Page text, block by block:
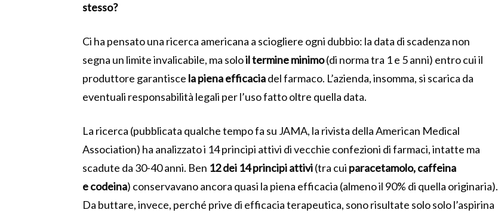
stesso?
Ci ha pensato una ricerca americana a sciogliere ogni dubbio: la data di scadenza non
segna un limite invalicabile, ma soloil termine minimo(di norma tra 1 e 5 anni) entro cui il
produttore garantisce la piena efficaciadel farmaco. L’azienda, insomma, si scarica da
eventuali responsabilità legali per l’uso fatto oltre quella data.
La ricerca (pubblicata qualche tempo fa su JAMA, la rivista della American Medical
Association) ha analizzato i 14 principi attivi di vecchie confezioni di farmaci, intatte ma
scadute da 30-40 anni. Ben 12 dei 14 principi attivi(tra cui paracetamolo, caffeina
e codeina) conservavano ancora quasi la piena efficacia (almeno il 90% di quella originaria).
Da buttare, invece, perché prive di efficacia terapeutica, sono risultate solo solo l’aspirina